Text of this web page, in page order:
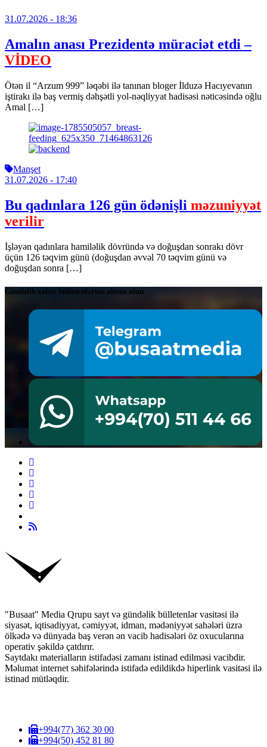
31.07.2026 - 18:36
Amalın anası Prezidentə müraciət etdi –
VİDEO
Ötən il “Arzum 999” ləqəbi ilə tanınan bloger İlduzə Hacıyevanın
iştirakı ilə baş vermiş dəhşətli yol-nəqliyyat hadisəsi nəticəsində oğlu
Amal […]
Manşet
31.07.2026 - 17:40
Bu qadınlara 126 gün ödənişli məzuniyyət
verilir
İşləyən qadınlara hamiləlik dövründə və doğuşdan sonrakı dövr
üçün 126 təqvim günü (doğuşdan əvvəl 70 təqvim günü və
doğuşdan sonra […]
Gündəlik xəbər bülletenlərinə abunə olun
"Busaat" Media Qrupu sayt və gündəlik bülletenlər vasitəsi ilə
siyasət, iqtisadiyyat, cəmiyyət, idman, mədəniyyət sahələri üzrə
ölkədə və dünyada baş verən ən vacib hadisələri öz oxucularına
operativ şəkildə çatdırır.
Saytdakı materialların istifadəsi zamanı istinad edilməsi vacibdir.
Məlumat internet səhifələrində istifadə edildikdə hiperlink vasitəsi ilə
istinad mütləqdir.
+994(77) 362 30 00
+994(50) 452 81 80